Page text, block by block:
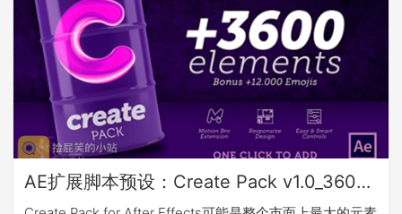
或专业编辑，Instagram…
AE扩展脚本预设：Create Pack v1.0_3600+创意文本标题排版社交Emoji线条呼出转场MG动态图形背景套装（Motion Bro）